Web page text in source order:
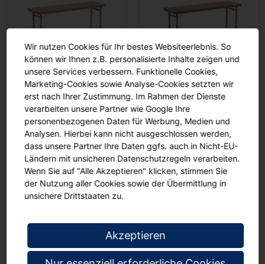
Klapptisch, 200x60 cm
(B/T), 72 cm hoch, 4-Fuß,
€ 456,00
Klapptisch, 200x60 cm
(B/T), 72 cm hoch, 4-Fuß,
€ 469,
Wir nutzen Cookies für Ihr bestes Websiteerlebnis. So
können wir Ihnen z.B. personalisierte Inhalte zeigen und
unsere Services verbessern. Funktionelle Cookies,
Marketing-Cookies sowie Analyse-Cookies setzten wir
erst nach Ihrer Zustimmung. Im Rahmen der Dienste
verarbeiten unsere Partner wie Google Ihre
personenbezogenen Daten für Werbung, Medien und
Analysen. Hierbei kann nicht ausgeschlossen werden,
dass unsere Partner Ihre Daten ggfs. auch in Nicht-EU-
Ländern mit unsicheren Datenschutzregeln verarbeiten.
Wenn Sie auf "Alle Akzeptieren" klicken, stimmen Sie
der Nutzung aller Cookies sowie der Übermittlung in
unsichere Drittstaaten zu.
Akzeptieren